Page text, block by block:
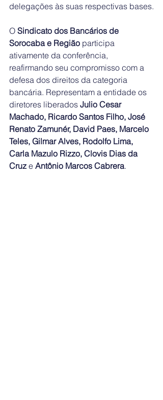
delegações às suas respectivas bases.
O Sindicato dos Bancários de
Sorocaba e Região participa
ativamente da conferência,
reafirmando seu compromisso com a
defesa dos direitos da categoria
bancária. Representam a entidade os
diretores liberados Julio Cesar
Machado, Ricardo Santos Filho, José
Renato Zamunér, David Paes, Marcelo
Teles, Gilmar Alves, Rodolfo Lima,
Carla Mazulo Rizzo, Clovis Dias da
Cruz e Antônio Marcos Cabrera.